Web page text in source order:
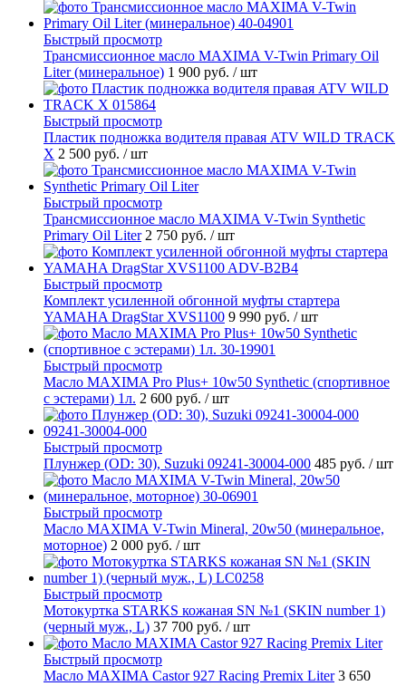
Быстрый просмотр
Трансмиссионное масло MAXIMA V-Twin Primary Oil
Liter (минеральное) 1 900 руб. / шт
Быстрый просмотр
Пластик подножка водителя правая ATV WILD TRACK
X 2 500 руб. / шт
Быстрый просмотр
Трансмиссионное масло MAXIMA V-Twin Synthetic
Primary Oil Liter 2 750 руб. / шт
Быстрый просмотр
Комплект усиленной обгонной муфты стартера
YAMAHA DragStar XVS1100 9 990 руб. / шт
Быстрый просмотр
Масло MAXIMA Pro Plus+ 10w50 Synthetic (спортивное
с эстерами) 1л. 2 600 руб. / шт
Быстрый просмотр
Плунжер (OD: 30), Suzuki 09241-30004-000 485 руб. / шт
Быстрый просмотр
Масло MAXIMA V-Twin Mineral, 20w50 (минеральное,
моторное) 2 000 руб. / шт
Быстрый просмотр
Мотокуртка STARKS кожаная SN №1 (SKIN number 1)
(черный муж., L) 37 700 руб. / шт
Быстрый просмотр
Масло MAXIMA Castor 927 Racing Premix Liter 3 650